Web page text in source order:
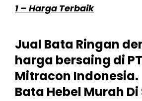
1 – Harga Terbaik
Jual Bata Ringan
harga bersaing di
Mitracon
Bata Hebel Murah